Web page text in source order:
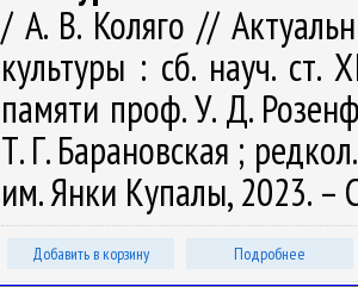
/ А. В. Коляго //
культуры : сб. науч. ст.
памяти проф. У. Д.
Т. Г. Барановская ;
им. Янки Купалы, 2023. –
Добавить в корзину Подробнее